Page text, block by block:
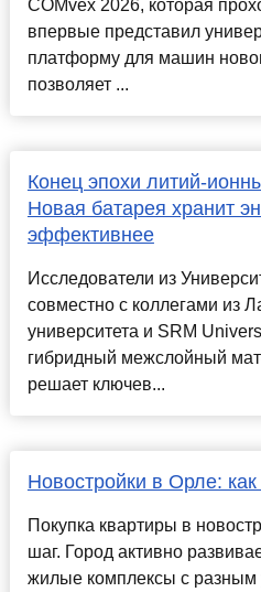
COMvex 2026, которая
впервые представил
платформу для машин
позволяет ...
Конец эпохи литий-
Новая батарея хранит
эффективнее
Исследователи из
совместно с коллегами из
университета и SRM
гибридный межслойный
решает ключев...
Новостройки в Орле:
Покупка квартиры в
шаг. Город активно
жилые комплексы с разным